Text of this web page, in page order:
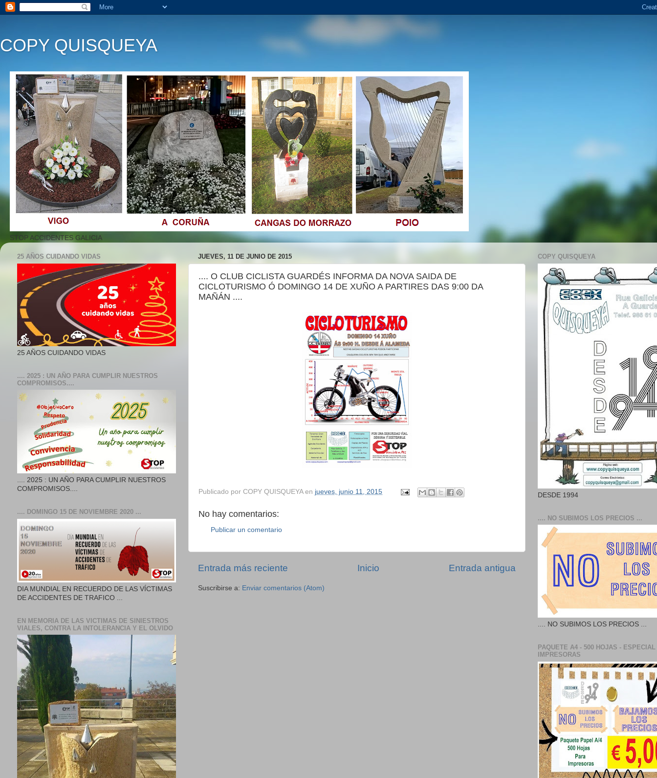
COPY QUISQUEYA
STOP ACCIDENTES GALICIA
JUEVES, 11 DE JUNIO DE 2015
.... O CLUB CICLISTA GUARDÉS INFORMA DA NOVA SAIDA DE
CICLOTURISMO Ó DOMINGO 14 DE XUÑO A PARTIRES DAS 9:00 DA
MAÑÁN ....
Publicado por COPY QUISQUEYA en jueves, junio 11, 2015
No hay comentarios:
Publicar un comentario
Entrada más reciente Entrada antigua
Inicio
Suscribirse a: Enviar comentarios (Atom)
25 AÑOS CUIDANDO VIDAS
25 AÑOS CUIDANDO VIDAS
.... 2025 : UN AÑO PARA CUMPLIR NUESTROS
COMPROMISOS....
.... 2025 : UN AÑO PARA CUMPLIR NUESTROS
COMPROMISOS....
.... DOMINGO 15 DE NOVIEMBRE 2020 ...
DIA MUNDIAL EN RECUERDO DE LAS VÍCTIMAS
DE ACCIDENTES DE TRAFICO ...
EN MEMORIA DE LAS VICTIMAS DE SINIESTROS
VIALES, CONTRA LA INTOLERANCIA Y EL OLVIDO
COPY QUISQUEYA
DESDE 1994
.... NO SUBIMOS LOS PRECIOS ...
.... NO SUBIMOS LOS PRECIOS ...
PAQUETE A4 - 500 HOJAS - ESPECIAL
IMPRESORAS